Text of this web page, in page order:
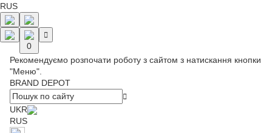
RUS
0
Рекомендуємо розпочати роботу з сайтом з натискання кнопки
"Меню".
BRAND DEPOT
UKR
RUS